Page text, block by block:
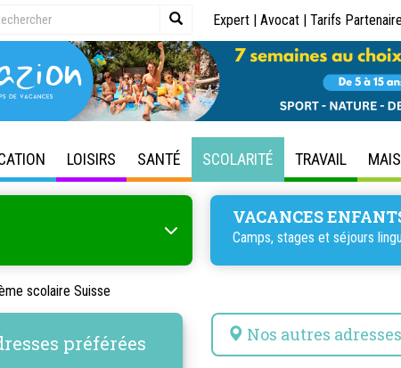
Expert | Avocat | Tarifs
LOISIRS SANTÉ SCOLARITÉ TRAVAIL
VACANCES
Camps, stages et séjours
scolaire Suisse
préférées Nos autres adresses